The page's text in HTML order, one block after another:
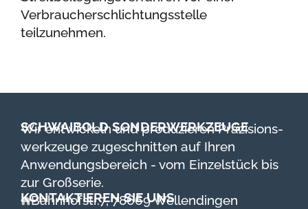
Verbraucher­schlichtungs­stelle
teilzunehmen.
SCHWAIBOLD SONDERWERKZEUGE
Wir entwickeln und produzieren Präzisions­
werk­zeuge zugeschnitten auf Ihren
Anwendungs­bereich - vom Einzel­stück bis
zur Groß­serie.
KONTAKTIEREN SIE UNS
Bahnhofstr.7, 78669 Wellendingen